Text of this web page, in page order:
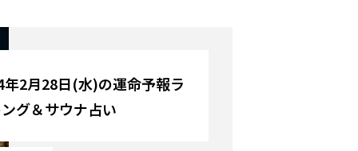
年2月28日(水)の運命予報ラ
グ＆サウナ占い